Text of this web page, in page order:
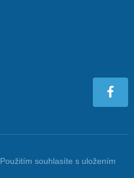
Použitím souhlasíte s uložením